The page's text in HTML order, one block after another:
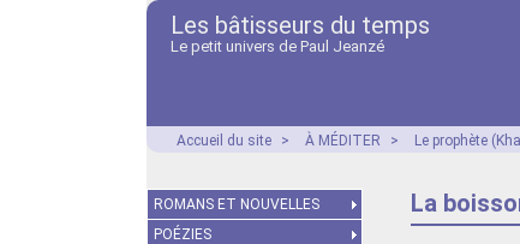
Les bâtisseurs du temps
Le petit univers de Paul Jeanzé
Accueil du site > À MÉDITER > Le prophète
La
ROMANS ET NOUVELLES
POÉZIES